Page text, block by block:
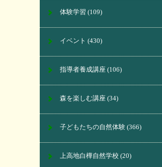
体験学習 (109)
イベント (430)
指導者養成講座 (106)
森を楽しむ講座 (34)
子どもたちの自然体験 (366)
上高地白樺自然学校 (20)